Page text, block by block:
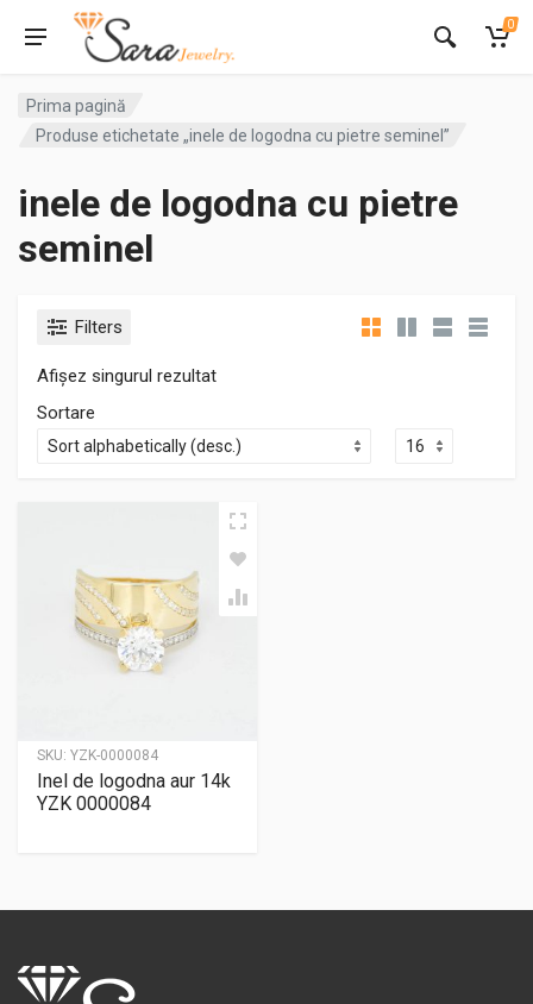
0
Prima pagină
Produse etichetate „inele de logodna cu pietre seminel”
inele de logodna cu pietre
seminel
Filters
Afișez singurul rezultat
Sortare
SKU: YZK-0000084
Inel de logodna aur 14k
YZK 0000084